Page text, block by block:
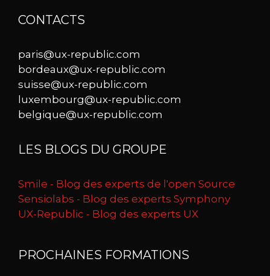
CONTACTS
paris@ux-republic.com
bordeaux@ux-republic.com
suisse@ux-republic.com
luxembourg@ux-republic.com
belgique@ux-republic.com
LES BLOGS DU GROUPE
Smile - Blog des experts de l'open Source
Sensiolabs - Blog des experts Symphony
UX-Republic - Blog des experts UX
PROCHAINES FORMATIONS